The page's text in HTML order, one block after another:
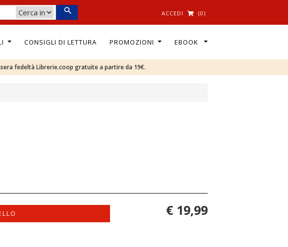
ACCEDI (0)
CONSIGLI DI LETTURA PROMOZIONI EBOOK
fedeltà Librerie.coop gratuite a partire da 19€.
€ 19,99